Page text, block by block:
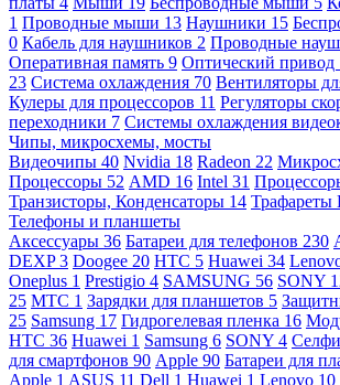
1 Проводные мыши 13 Наушники 15
0 Кабель для наушников 2 Проводные
Оперативная память 9 Оптический привод
23 Система охлаждения 70 Вентиляторы
Кулеры для процессоров 11 Регуляторы
переходники 7 Системы охлаждения
Чипы, микросхемы, мосты
Видеочипы 40 Nvidia 18 Radeon 22
Процессоры 52 AMD 16 Intel 31
Транзисторы, Конденсаторы 14 Трафареты
Телефоны и планшеты
Аксессуары 36 Батареи для телефонов 230
DEXP3 Doogee 20 HTC 5 Huawei 34
Oneplus 1 Prestigio 4 SAMSUNG 56 SONY
25 МТС 1 Зарядки для планшетов 5
25 Samsung 17 Гидрогелевая пленка 16
HTC 36 Huawei 1 Samsung 6 SONY 4
для смартфонов 90 Apple 90 Батареи для
Apple 1 ASUS 11 Dell 1 Huawei 1 Lenovo 10